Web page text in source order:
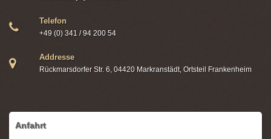
Telefon
+49 (0) 341 / 94 200 54
Addresse
Rückmarsdorfer Str. 6, 04420 Markranstädt, Ortsteil Frankenheim
Anfahrt